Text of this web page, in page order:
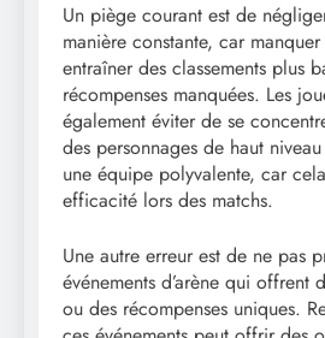
Un piège courant est de
manière constante, car
entraîner des classements plus
récompenses manquées. Les
également éviter de se
des personnages de haut
une équipe polyvalente, car
efficacité lors des matchs.
Une autre erreur est de ne pas
événements d’arène qui offrent
ou des récompenses uniques.